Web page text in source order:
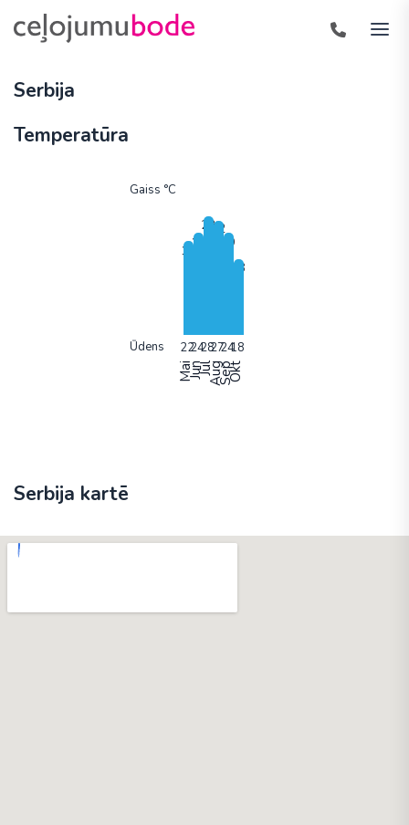
Serbija
Temperatūra
Gaiss °C
Ūdens
MaiJunJūlAugSepOkt
Serbija kartē